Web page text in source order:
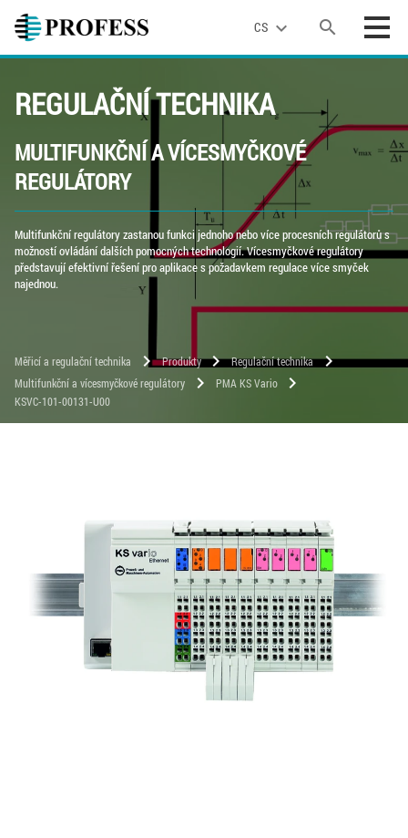
CS expand_more search
REGULAČNÍ TECHNIKA
MULTIFUNKČNÍ A VÍCESMYČKOVÉ
REGULÁTORY
Multifunkční regulátory zastanou funkci jednoho nebo více procesních regulátorů s
možností ovládání dalších pomocných technologií. Vícesmyčkové regulátory
představují efektivní řešení pro aplikace s požadavkem regulace více smyček
najednou.
Měřicí a regulační technika chevron_right Produkty chevron_right Regulační technika chevron_right
Multifunkční a vícesmyčkové regulátory chevron_right PMA KS Vario chevron_right
KSVC-101-00131-U00